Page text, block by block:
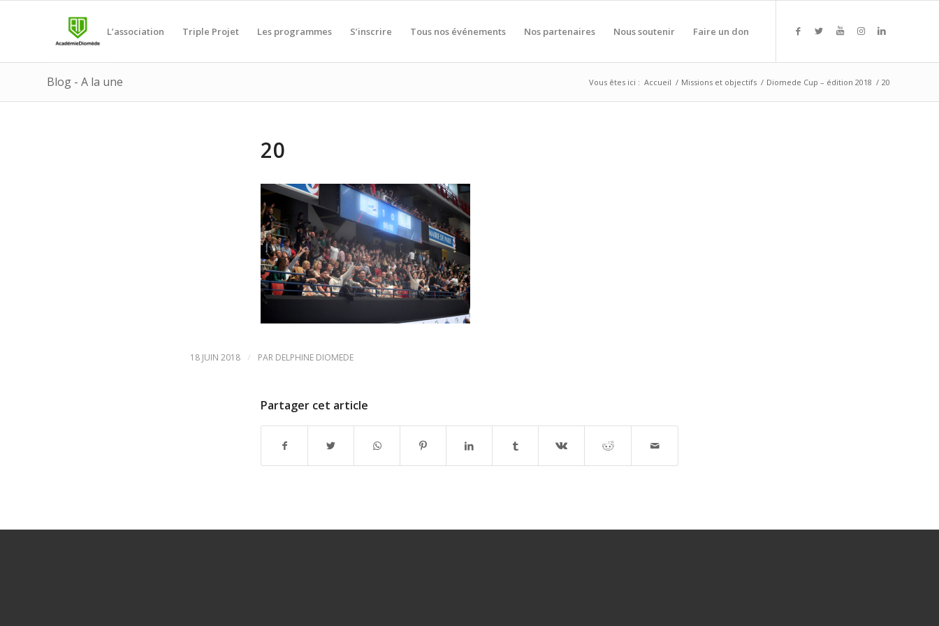
L’association Triple Projet Les programmes S’inscrire Tous nos événements Nos partenaires Nous soutenir Faire un don
Blog - A la une Vous êtes ici : Accueil / Missions et objectifs / Diomede Cup – édition 2018 / 20
20
18 JUIN 2018 / PAR DELPHINE DIOMEDE
Partager cet article